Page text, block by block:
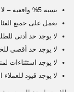
نسبة 5% واقعية – لا وعود كاذبة
يعمل على جميع
لا يوجد حد أدنى
لا يوجد حد أقصى
لا يوجد استثناءات
لا يوجد قيود